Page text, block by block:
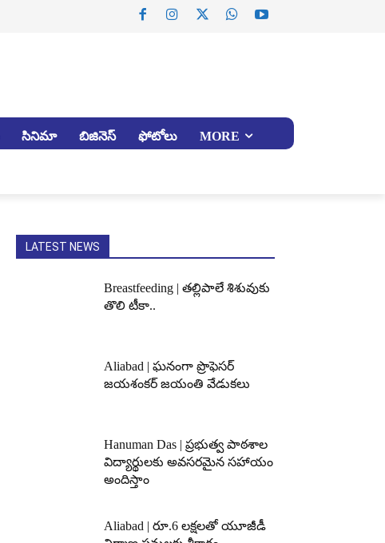
సినిమా బిజినెస్ ఫోటోలు MORE
LATEST NEWS
Breastfeeding | తల్లిపాలే శిశువుకు
తొలి టీకా..
Aliabad | ఘనంగా ప్రొఫెసర్
జయశంకర్ జయంతి వేడుకలు
Hanuman Das | ప్రభుత్వ పాఠశాల
విద్యార్థులకు అవసరమైన సహాయం
అందిస్తాం
Aliabad | రూ.6 లక్షలతో యూజీడీ